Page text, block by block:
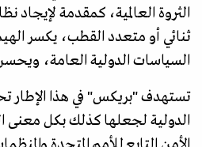
الثروة العالمية، كمقدمة لإيجاد
ثنائي أو متعدد القطب، يكسر
السياسات الدولية العامة، ويحسن
تستهدف "بريكس" في هذا الإطار
الدولية لجعلها كذلك بكل معنى